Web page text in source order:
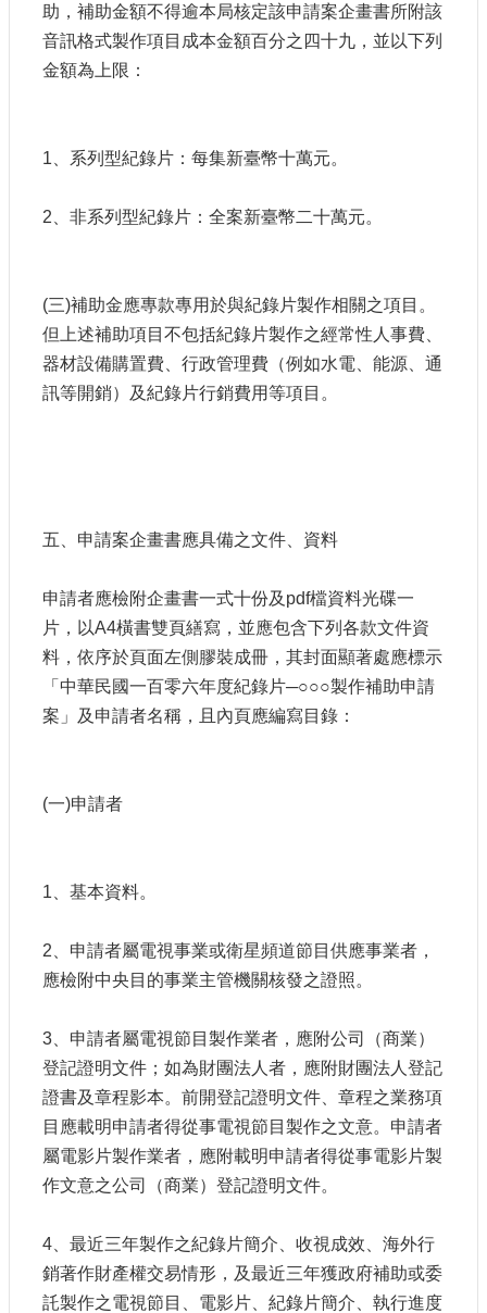
助，補助金額不得逾本局核定該申請案企畫書所附該
音訊格式製作項目成本金額百分之四十九，並以下列
金額為上限：
1、系列型紀錄片：每集新臺幣十萬元。
2、非系列型紀錄片：全案新臺幣二十萬元。
(三)補助金應專款專用於與紀錄片製作相關之項目。
但上述補助項目不包括紀錄片製作之經常性人事費、
器材設備購置費、行政管理費（例如水電、能源、通
訊等開銷）及紀錄片行銷費用等項目。
五、申請案企畫書應具備之文件、資料
申請者應檢附企畫書一式十份及pdf檔資料光碟一
片，以A4橫書雙頁繕寫，並應包含下列各款文件資
料，依序於頁面左側膠裝成冊，其封面顯著處應標示
「中華民國一百零六年度紀錄片─○○○製作補助申請
案」及申請者名稱，且內頁應編寫目錄：
(一)申請者
1、基本資料。
2、申請者屬電視事業或衛星頻道節目供應事業者，
應檢附中央目的事業主管機關核發之證照。
3、申請者屬電視節目製作業者，應附公司（商業）
登記證明文件；如為財團法人者，應附財團法人登記
證書及章程影本。前開登記證明文件、章程之業務項
目應載明申請者得從事電視節目製作之文意。申請者
屬電影片製作業者，應附載明申請者得從事電影片製
作文意之公司（商業）登記證明文件。
4、最近三年製作之紀錄片簡介、收視成效、海外行
銷著作財產權交易情形，及最近三年獲政府補助或委
託製作之電視節目、電影片、紀錄片簡介、執行進度